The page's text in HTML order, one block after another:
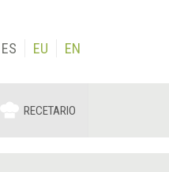
ES EU EN
RECETARIO